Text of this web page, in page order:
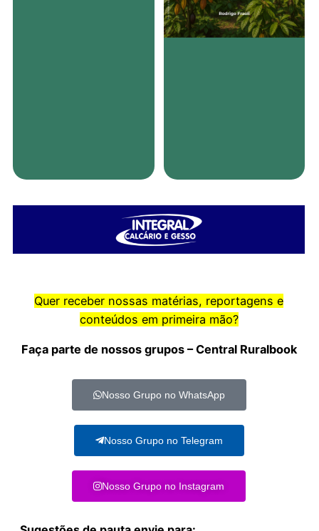
Quer receber nossas matérias, reportagens e
conteúdos em primeira mão?
Faça parte de nossos grupos – Central Ruralbook
Nosso Grupo no WhatsApp
Nosso Grupo no Telegram
Nosso Grupo no Instagram